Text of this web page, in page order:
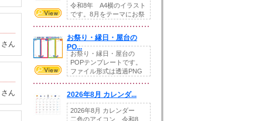
さん
さん
令和8年 A4横のイラスト
です。8月をテーマにお祭
お祭り・縁日・屋台の
PO...
お祭り・縁日・屋台の
POPテンプレートです。
ファイル形式は透過PNG
2026年8月 カレンダ...
2026年8月 カレンダー
二色のアイコン 令和8